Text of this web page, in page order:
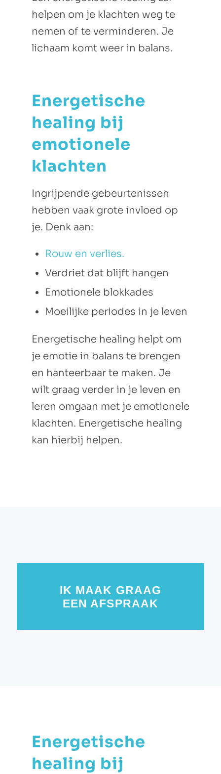
helpen om je klachten weg te
nemen of te verminderen. Je
lichaam komt weer in balans.
Energetische
healing bij
emotionele
klachten
Ingrijpende gebeurtenissen
hebben vaak grote invloed op
je. Denk aan:
Rouw en verlies.
Verdriet dat blijft hangen
Emotionele blokkades
Moeilijke periodes in je leven
Energetische healing helpt om
je emotie in balans te brengen
en hanteerbaar te maken. Je
wilt graag verder in je leven en
leren omgaan met je emotionele
klachten. Energetische healing
kan hierbij helpen.
IK MAAK GRAAG
EEN AFSPRAAK
Energetische
healing bij